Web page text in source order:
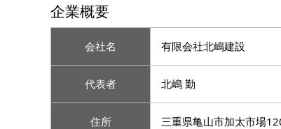
企業概要
会社名 有限会社北嶋建設
代表者 北嶋 勤
住所 三重県亀山市加太市場